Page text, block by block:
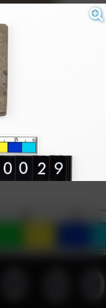
及其後版本(CC BY-NC 3.0 TW +)